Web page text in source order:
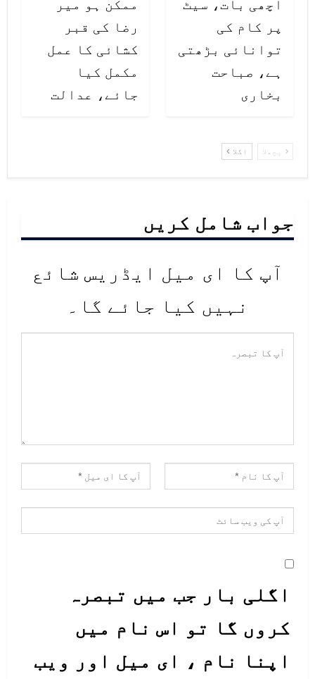
پر کام کی
توانائی بڑھتی
ہے، صباحت
بخاری
رضا کی قبر
کشائی کا عمل
مکمل کیا
جائے، عدالت
پچھلا اگلا
جواب شامل کریں
آپ کا ای میل ایڈریس شائع
نہیں کیا جائے گا۔
اگلی بار جب میں تبصرہ
کروں گا تو اس نام میں
اپنا نام ، ای میل اور ویب